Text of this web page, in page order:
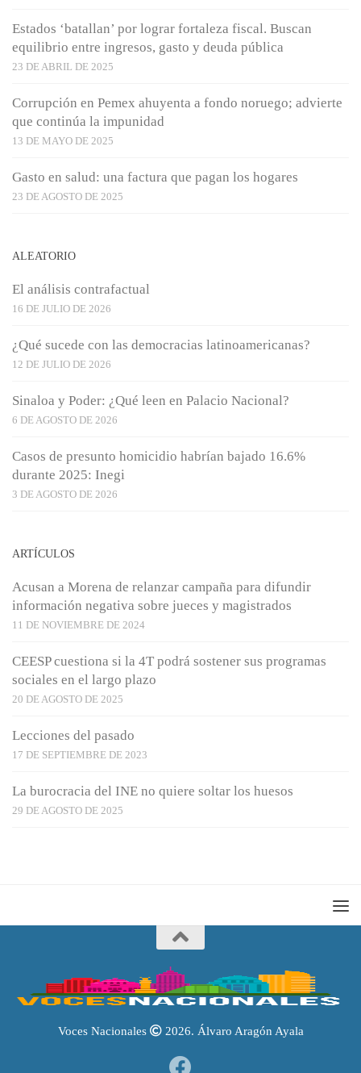
Estados ‘batallan’ por lograr fortaleza fiscal. Buscan
equilibrio entre ingresos, gasto y deuda pública
23 DE ABRIL DE 2025
Corrupción en Pemex ahuyenta a fondo noruego; advierte
que continúa la impunidad
13 DE MAYO DE 2025
Gasto en salud: una factura que pagan los hogares
23 DE AGOSTO DE 2025
ALEATORIO
El análisis contrafactual
16 DE JULIO DE 2026
¿Qué sucede con las democracias latinoamericanas?
12 DE JULIO DE 2026
Sinaloa y Poder: ¿Qué leen en Palacio Nacional?
6 DE AGOSTO DE 2026
Casos de presunto homicidio habrían bajado 16.6%
durante 2025: Inegi
3 DE AGOSTO DE 2026
ARTÍCULOS
Acusan a Morena de relanzar campaña para difundir
información negativa sobre jueces y magistrados
11 DE NOVIEMBRE DE 2024
CEESP cuestiona si la 4T podrá sostener sus programas
sociales en el largo plazo
20 DE AGOSTO DE 2025
Lecciones del pasado
17 DE SEPTIEMBRE DE 2023
La burocracia del INE no quiere soltar los huesos
29 DE AGOSTO DE 2025
Voces Nacionales 2026. Álvaro Aragón Ayala